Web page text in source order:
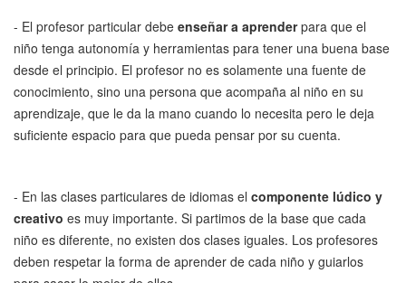
- El profesor particular debe enseñar a aprenderpara que el
niño tenga autonomía y herramientas para tener una buena base
desde el principio. El profesor no es solamente una fuente de
conocimiento, sino una persona que acompaña al niño en su
aprendizaje, que le da la mano cuando lo necesita pero le deja
suficiente espacio para que pueda pensar por su cuenta.
- En las clases particulares de idiomas el componente lúdico y
creativo es muy importante. Si partimos de la base que cada
niño es diferente, no existen dos clases iguales. Los profesores
deben respetar la forma de aprender de cada niño y guiarlos